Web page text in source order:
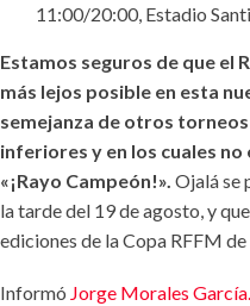
11:00/20:00, Estadio
Estamos seguros de que el
más lejos posible en esta
semejanza de otros
inferiores y en los cuales
«¡Rayo Campeón!». Ojalá se
la tarde del 19 de agosto, y
ediciones de la Copa RFFM
Informó Jorge Morales García.